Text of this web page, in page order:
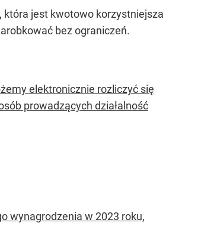
która jest kwotowo korzystniejsza
bez ograniczeń.
elektronicznie rozliczyć się
prowadzących działalność
wynagrodzenia w 2023 roku,